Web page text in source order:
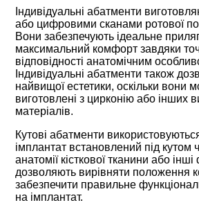
Індивідуальні абатменти
або цифровими сканами ротової
Вони забезпечують ідеальне
максимальний комфорт завдяки
відповідності анатомічним
Індивідуальні абатменти також
найвищої естетики, оскільки вони
виготовлені з цирконію або інших
матеріалів.
Кутові абатменти
імплантат встановлений під кутом
анатомії кісткової тканини або
дозволяють вирівняти положення
забезпечити правильне
на імплантат.